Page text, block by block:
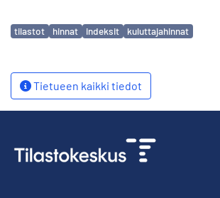
Avainsanat
tilastot hinnat indeksit kuluttajahinnat
Tietueen kaikki tiedot